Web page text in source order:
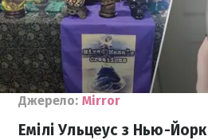
Джерело: Mirror
Емілі Ульцеус з Нью-